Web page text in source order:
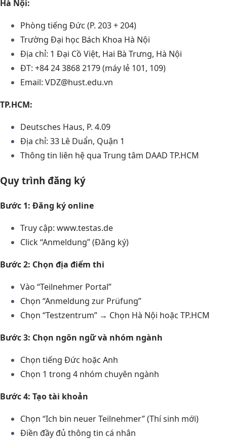
Hà Nội:
Phòng tiếng Đức (P. 203 + 204)
Trường Đại học Bách Khoa Hà Nội
Địa chỉ: 1 Đại Cồ Việt, Hai Bà Trưng, Hà Nội
ĐT: +84 24 3868 2179 (máy lẻ 101, 109)
Email: VDZ@hust.edu.vn
TP.HCM:
Deutsches Haus, P. 4.09
Địa chỉ: 33 Lê Duẩn, Quận 1
Thông tin liên hệ qua Trung tâm DAAD TP.HCM
Quy trình đăng ký
Bước 1: Đăng ký online
Truy cập: www.testas.de
Click “Anmeldung” (Đăng ký)
Bước 2: Chọn địa điểm thi
Vào “Teilnehmer Portal”
Chọn “Anmeldung zur Prüfung”
Chọn “Testzentrum” → Chọn Hà Nội hoặc TP.HCM
Bước 3: Chọn ngôn ngữ và nhóm ngành
Chọn tiếng Đức hoặc Anh
Chọn 1 trong 4 nhóm chuyên ngành
Bước 4: Tạo tài khoản
Chọn “Ich bin neuer Teilnehmer” (Thí sinh mới)
Điền đầy đủ thông tin cá nhân